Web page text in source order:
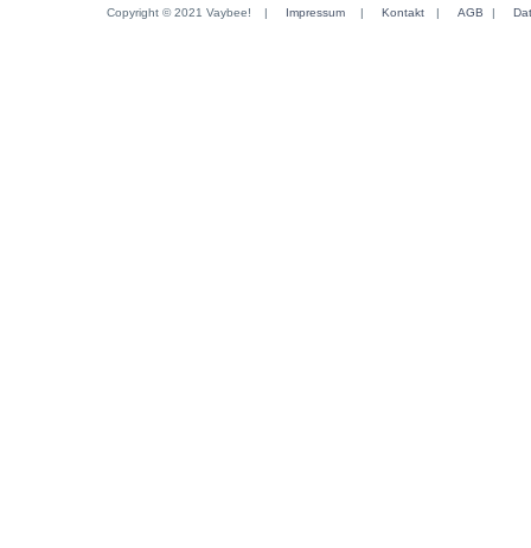
Copyright © 2021 Vaybee! | Impressum | Kontakt | AGB |